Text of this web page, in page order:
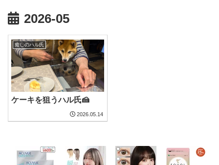
2026-05
癒しのハル氏
ケーキを狙うハル氏🍰
2026.05.14